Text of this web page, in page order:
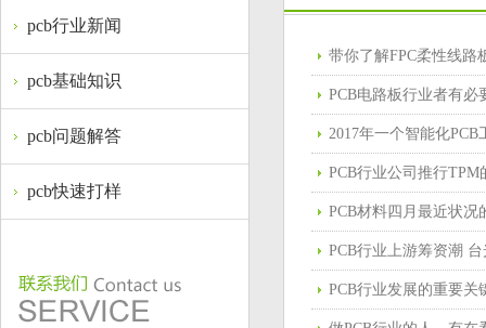
pcb行业新闻
pcb基础知识
pcb问题解答
pcb快速打样
带你了解FPC柔性线路
PCB电路板行业者有必
2017年一个智能化
PCB行业公司推行TPM
PCB材料四月最近状
PCB行业上游筹资潮
PCB行业发展的重要关